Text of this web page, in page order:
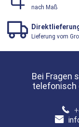
nach Maß
Lieferung vom
Bei Fragen
telefonisch